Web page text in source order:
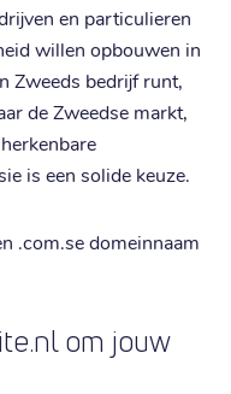
en particulieren
willen opbouwen in
Zweeds bedrijf runt,
de Zweedse markt,
is een solide keuze.
.com.se domeinnaam
om jouw